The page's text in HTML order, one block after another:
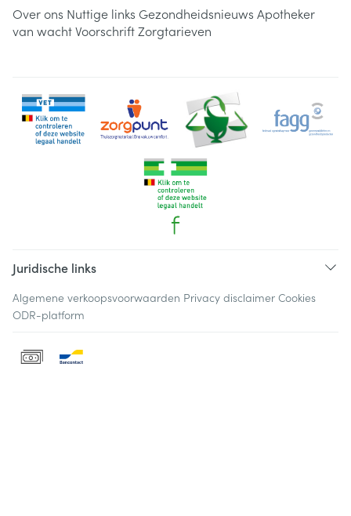
Over ons Nuttige links Gezondheidsnieuws Apotheker
van wachtVoorschriftZorgtarieven
Juridische links
Algemene verkoopsvoorwaarden Privacy disclaimer Cookies
ODR-platform